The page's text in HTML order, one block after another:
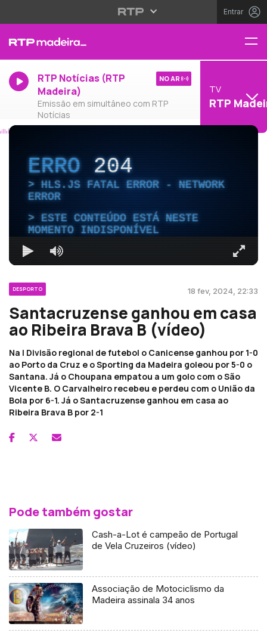
Entrar
RTP Notícias (RTP
Madeira)
Emissão em simultâneo com RTP
Notícias
NO AR
TV
RTP
ERRO204
HLS.JS FATAL ERROR - NETWORK
ERROR
ESTE CONTEÚDO ESTÁ NESTE
MOMENTO INDISPONÍVEL
DESPORTO 18 fev, 2024, 22:33
Santacruzense ganhou em casa
ao Ribeira Brava B (vídeo)
Na I Divisão regional de futebol o Canicense ganhou por 1-0
ao Porto da Cruz e o Sporting da Madeira goleou por 5-0 o
Santana. Já o Choupana empatou a um golo com o São
Vicente B. O Carvalheiro recebeu e perdeu com o União da
Bola por 6-1. Já o Santacruzense ganhou em casa ao
Ribeira Brava B por 2-1
Pode também gostar
Cash-a-Lot é campeão de Portugal
de Vela Cruzeiros (vídeo)
Associação de Motociclismo da
Madeira assinala 34 anos